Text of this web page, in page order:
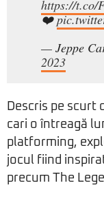
https://t.co/
❤️
— Jeppe
2023
Descris pe scurt
cari o întreagă
platforming,
jocul fiind
precum The